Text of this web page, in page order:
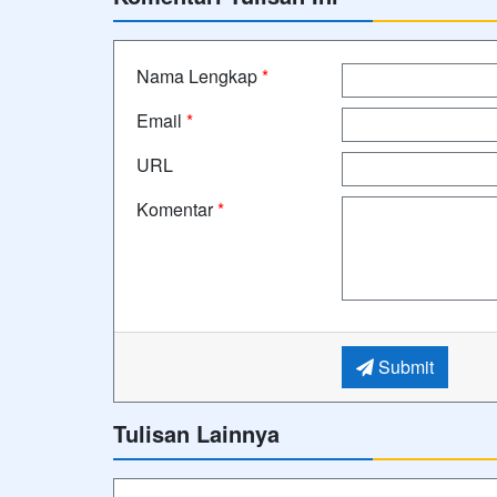
Nama Lengkap*
Email *
URL
Komentar*
Submit
Tulisan Lainnya